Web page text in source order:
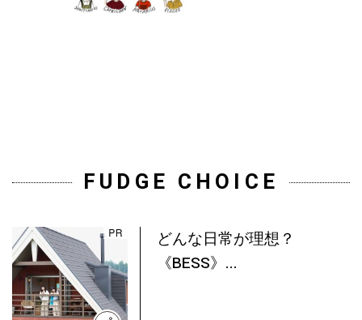
FUDGE CHOICE
どんな日常が理想？
《BESS》...